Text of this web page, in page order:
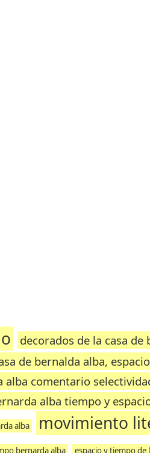
decorados de la casa de
de bernalda alba,
alba comentario
alba tiempo y
alba
movimiento
bernarda alba espacio y tiempo de